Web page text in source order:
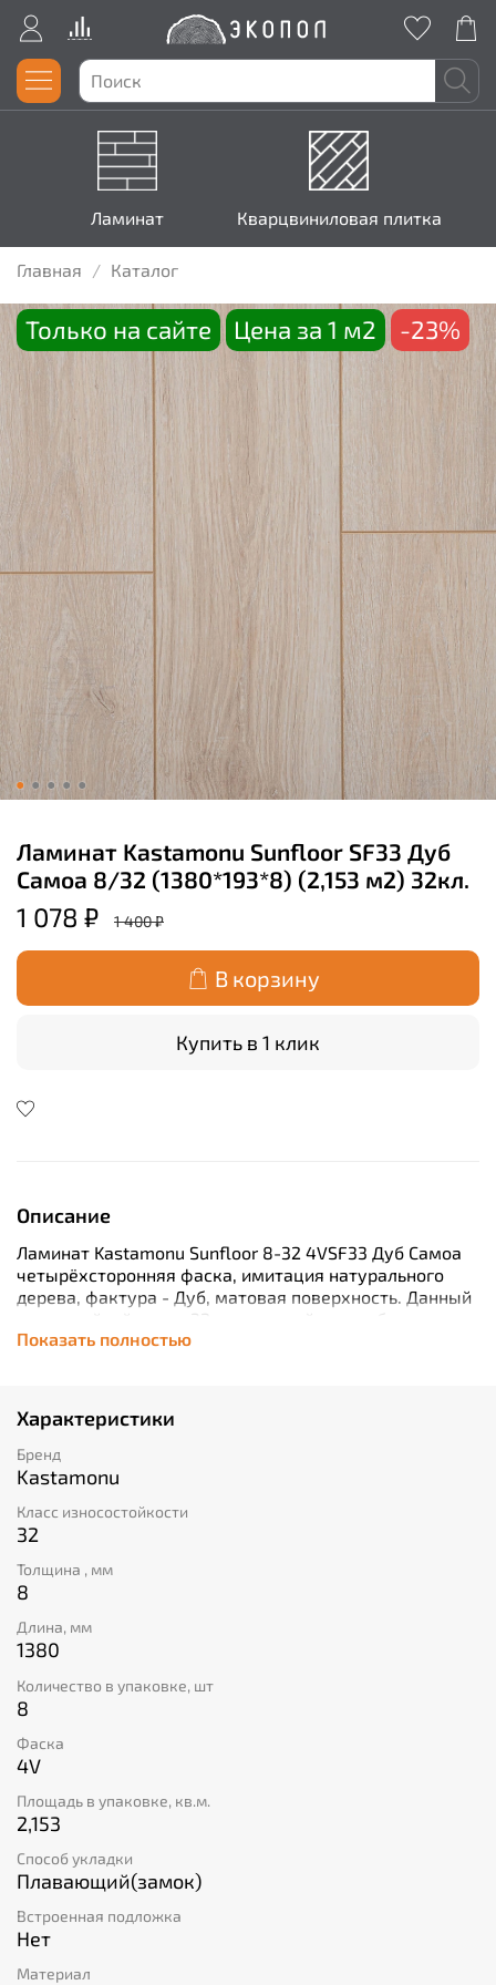
Ламинат Кварцвиниловая плитка
Главная Каталог
Только на сайте Цена за 1 м2 -23%
Ламинат Kastamonu Sunfloor SF33 Дуб
Самоа 8/32 (1380*193*8) (2,153 м2) 32кл.
1 078 ₽ 1 400 ₽
В корзину
Купить в 1 клик
Описание
Ламинат Kastamonu Sunfloor 8-32 4VSF33 Дуб Самоа
четырёхсторонняя фаска, имитация натурального
дерева, фактура - Дуб, матовая поверхность. Данный
влагостойкий декор 32 класса стойкости образцово
будет чувствовать себя в любом интерьере квартиры,
Показать полностью
Характеристики
Бренд
Kastamonu
Класс износостойкости
32
Толщина , мм
8
Длина, мм
1380
Количество в упаковке, шт
8
Фаска
4V
Площадь в упаковке, кв.м.
2,153
Способ укладки
Плавающий(замок)
Встроенная подложка
Нет
Материал